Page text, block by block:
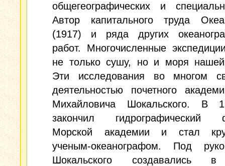
общегеографических и
Автор капитального труда
(1917) и ряда других
работ. Многочисленные
не только сушу, но и моря
Эти исследования во многом
деятельностью почетного
Михайловича Шокальского. В
закончил гидрографический
Морской академии и стал
ученым-океанографом. Под
Шокальского создавались